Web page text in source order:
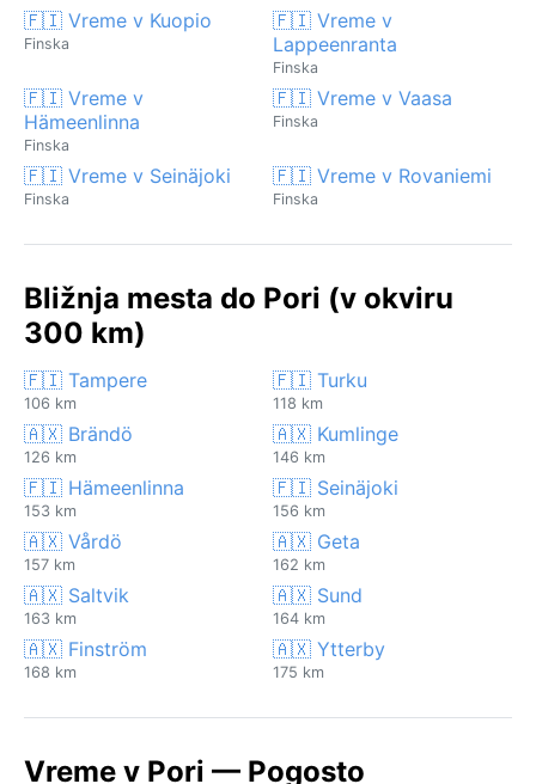
🇫🇮 Vreme v Kuopio
Finska
🇫🇮 Vreme v
Lappeenranta
Finska
🇫🇮 Vreme v
Hämeenlinna
Finska
🇫🇮 Vreme v Vaasa
Finska
🇫🇮 Vreme v Seinäjoki
Finska
🇫🇮 Vreme v Rovaniemi
Finska
Bližnja mesta do Pori (v okviru
300 km)
🇫🇮 Tampere
106 km
🇫🇮 Turku
118 km
🇦🇽 Brändö
126 km
🇦🇽 Kumlinge
146 km
🇫🇮 Hämeenlinna
153 km
🇫🇮 Seinäjoki
156 km
🇦🇽 Vårdö
157 km
🇦🇽 Geta
162 km
🇦🇽 Saltvik
163 km
🇦🇽 Sund
164 km
🇦🇽 Finström
168 km
🇦🇽 Ytterby
175 km
Vreme v Pori — Pogosto